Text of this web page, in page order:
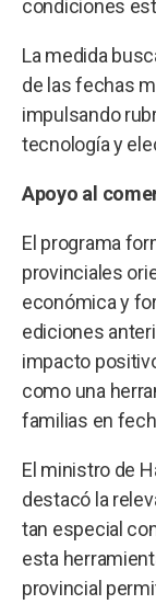
condiciones
La medida
de las fechas
impulsando
tecnología y
Apoyo al
El programa
provinciales
económica y
ediciones
impacto
como una
familias en
El ministro de
destacó la
tan especial
esta
provincial